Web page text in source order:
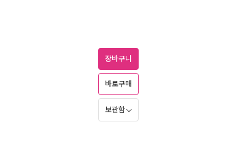
장바구니
바로구매
보관함